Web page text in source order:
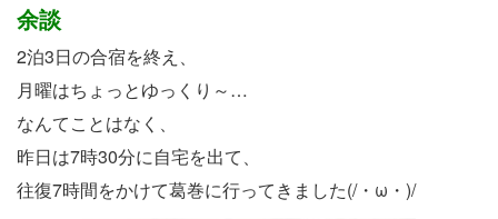
余談
2泊3日の合宿を終え、
月曜はちょっとゆっくり～…
なんてことはなく、
昨日は7時30分に自宅を出て、
往復7時間をかけて葛巻に行ってきました(/・ω・)/